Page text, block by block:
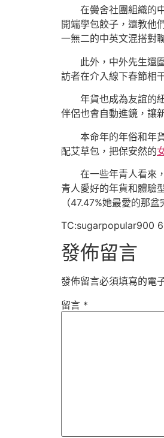
在黌舍社團組織的
開端學包餃子，還教他
一無二的中英文混搭對
此外，中外先生還
訪者在介入線下春節相
年貨也成為友誼的
伴侶也會自動進鏡，讓
本命年的年俗和年
配艾草包，把保安然的
在一些年青人看來
青人愛好的年貨和體驗
（47.47%她最愛的那
TC:sugarpopular900
發佈留言
發佈留言必須填寫的電
留言 *